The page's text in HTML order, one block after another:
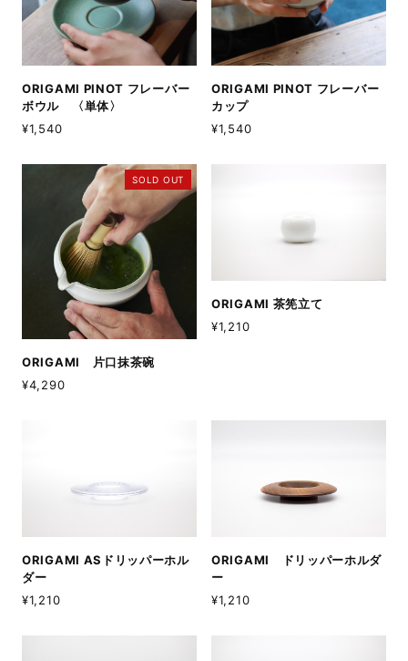
ORIGAMI PINOT フレーバー
ボウル 〈単体〉
¥1,540
ORIGAMI PINOT フレーバー
カップ
¥1,540
SOLD OUT
ORIGAMI 片口抹茶碗
¥4,290
ORIGAMI 茶筅立て
¥1,210
ORIGAMI ASドリッパーホル
ダー
¥1,210
ORIGAMI ドリッパーホルダ
ー
¥1,210